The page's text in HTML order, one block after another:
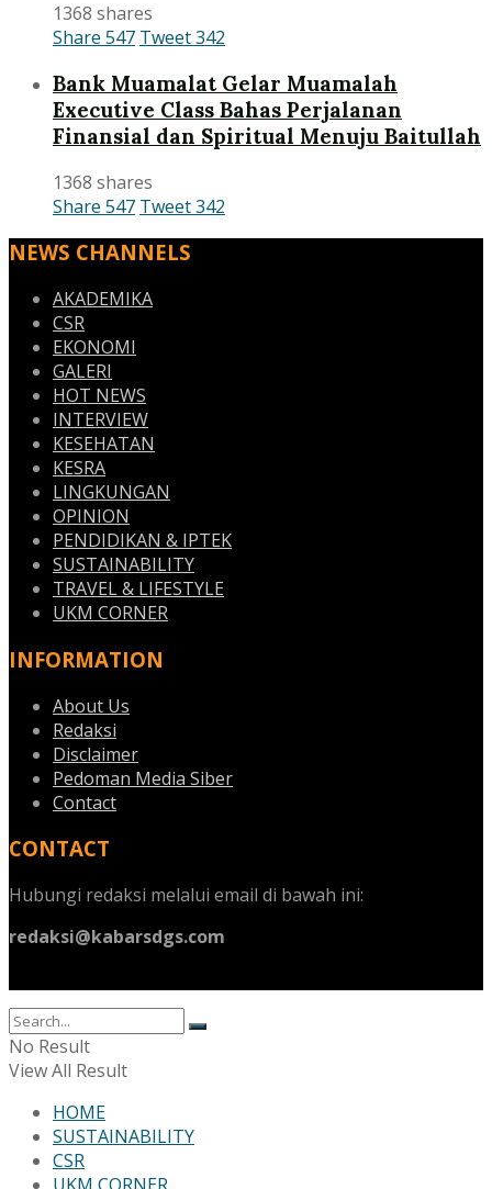
1368 shares
Share 547 Tweet342
Bank Muamalat Gelar Muamalah
Executive Class Bahas Perjalanan
Finansial dan Spiritual Menuju Baitullah
1368 shares
Share 547 Tweet342
NEWS CHANNELS
AKADEMIKA
CSR
EKONOMI
GALERI
HOT NEWS
INTERVIEW
KESEHATAN
KESRA
LINGKUNGAN
OPINION
PENDIDIKAN & IPTEK
SUSTAINABILITY
TRAVEL & LIFESTYLE
UKM CORNER
INFORMATION
About Us
Redaksi
Disclaimer
Pedoman Media Siber
Contact
CONTACT
Hubungi redaksi melalui email di bawah ini:
redaksi@kabarsdgs.com
No Result
View All Result
HOME
SUSTAINABILITY
CSR